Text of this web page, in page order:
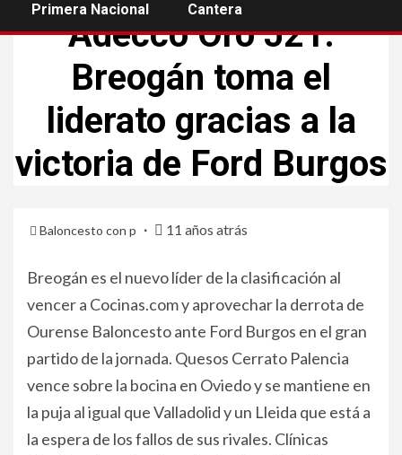
Primera Nacional Cantera
Adecco Oro J21:
Breogán toma el
liderato gracias a la
victoria de Ford Burgos
Baloncesto con p 11 años atrás
Breogán es el nuevo líder de la clasificación al
vencer a Cocinas.com y aprovechar la derrota de
Ourense Baloncesto ante Ford Burgos en el gran
partido de la jornada. Quesos Cerrato Palencia
vence sobre la bocina en Oviedo y se mantiene en
la puja al igual que Valladolid y un Lleida que está a
la espera de los fallos de sus rivales. Clínicas